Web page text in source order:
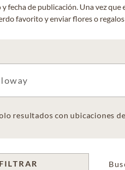
y fecha de publicación. Una vez
favorito y enviar flores o
resultados con ubicaciones
FILTRAR